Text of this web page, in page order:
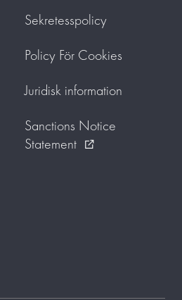
Sekretesspolicy
Policy För Cookies
Juridisk information
Sanctions Notice
Statement
external_link